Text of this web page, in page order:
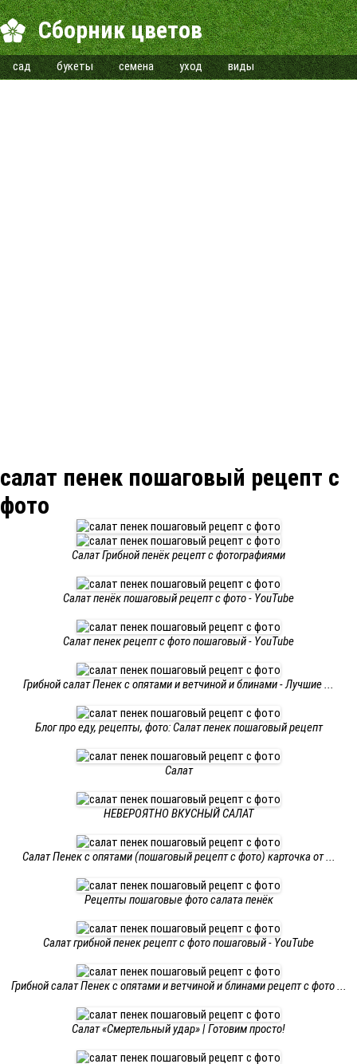
Сборник цветов
сад букеты семена уход виды
салат пенек пошаговый рецепт с
фото
Салат Грибной пенёк рецепт с фотографиями
Салат пенёк пошаговый рецепт с фото - YouTube
Салат пенек рецепт с фото пошаговый - YouTube
Грибной салат Пенек с опятами и ветчиной и блинами - Лучшие ...
Блог про еду, рецепты, фото: Салат пенек пошаговый рецепт
Салат
НЕВЕРОЯТНО ВКУСНЫЙ САЛАТ
Салат Пенек с опятами (пошаговый рецепт с фото) карточка от ...
Рецепты пошаговые фото салата пенёк
Салат грибной пенек рецепт с фото пошаговый - YouTube
Грибной салат Пенек с опятами и ветчиной и блинами рецепт с фото ...
Салат «Смертельный удар» | Готовим просто!